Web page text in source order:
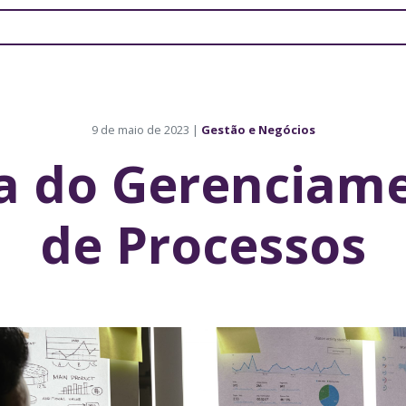
9 de maio de 2023 | Gestão e Negócios
do
de Processos